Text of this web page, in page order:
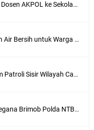
Kapolsek Dampingi Kunjungan Dosen AKPOL ke Sekolah Rakyat Gunungsari
Sat Brimob Polda NTB Salurkan Air Bersih untuk Warga Terdampak Kekeringan
Sat Samapta Polresta Mataram Patroli Sisir Wilayah Cakranegara
Hari Bhakti TNI AU, Personel Gegana Brimob Polda NTB Donor Darah